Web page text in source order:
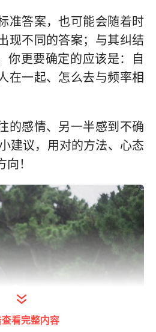
准答案，也可能会随着时
现不同的答案；与其纠结
你更要确定的应该是：自
在一起、怎么去与频率相
的感情、另一半感到不确
建议，用对的方法、心态
！
查看完整内容